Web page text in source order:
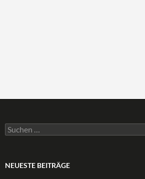
Suchen
nach:
NEUESTE BEITRÄGE